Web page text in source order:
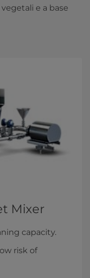
e a base
Mixer
capacity.
risk of